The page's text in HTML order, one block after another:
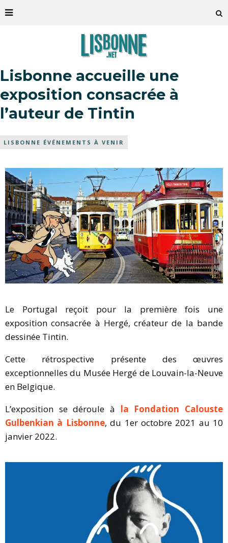
Lisbonne accueille une
exposition consacrée à
l’auteur de Tintin
LISBONNE ÉVÉNEMENTS À VENIR
Le Portugal reçoit pour la première fois une
exposition consacrée à Hergé, créateur de la bande
dessinée Tintin.
Cette rétrospective présente des œuvres
exceptionnelles du Musée Hergé de Louvain-la-Neuve
en Belgique.
L’exposition se déroule à la Fondation Calouste
Gulbenkian à Lisbonne, du 1er octobre 2021 au 10
janvier 2022.